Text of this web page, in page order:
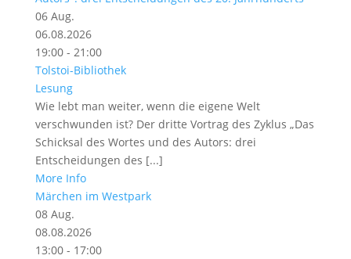
06 Aug.
06.08.2026
19:00 - 21:00
Tolstoi-Bibliothek
Lesung
Wie lebt man weiter, wenn die eigene Welt
verschwunden ist? Der dritte Vortrag des Zyklus „Das
Schicksal des Wortes und des Autors: drei
Entscheidungen des [...]
More Info
Märchen im Westpark
08 Aug.
08.08.2026
13:00 - 17:00